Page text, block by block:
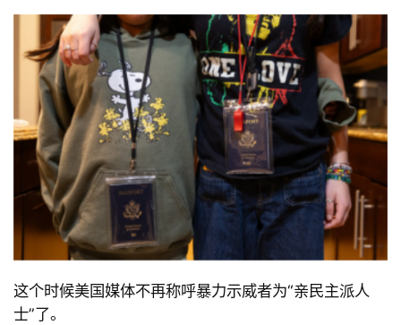
这个时候美国媒体不再称呼暴力示威者为“亲民主派人
士”了。